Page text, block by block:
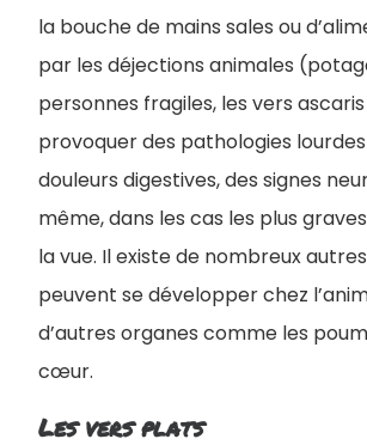
la bouche de mains sales ou
par les déjections animales
personnes fragiles, les vers
provoquer des pathologies
douleurs digestives, des signes
même, dans les cas les plus
la vue. Il existe de nombreux
peuvent se développer chez
d’autres organes comme les
cœur.
Les vers plats